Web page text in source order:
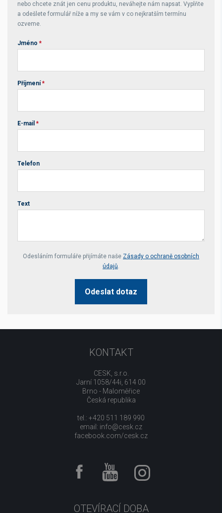
nebo chcete znát jen cenu produktu, neváhejte nám napsat. Vyplňte
a odešlete formulář níže a my se vám v co nejkratším termínu
ozveme.
Jméno *
Příjmení *
E-mail *
Telefon
Text
Your website *
Odesláním formuláře přijímáte naše Zásady o ochraně osobních
údajů.
Odeslat dotaz
KONTAKT
CESK, s.r.o.
Jarní 1058/44i, 614 00
Brno - Maloměřice
Česká republika
tel.: +420 511 189 990
email: info@cesk.cz
facebook.com/cesk.cz
OTEVÍRACÍ DOBA